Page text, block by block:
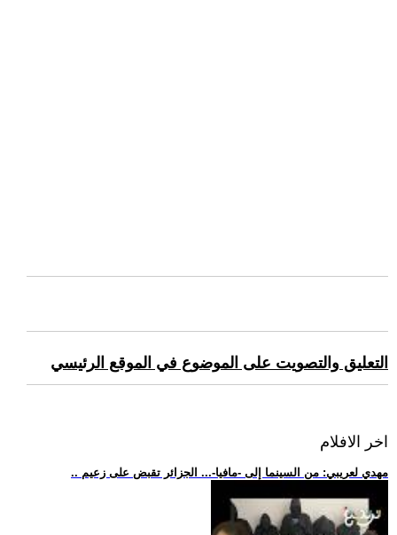
التعليق والتصويت على الموضوع في الموقع الرئيسي
اخر الافلام
.. مهدي لعريبي: من السينما إلى -مافيا-... الجزائر تقبض على زعيم